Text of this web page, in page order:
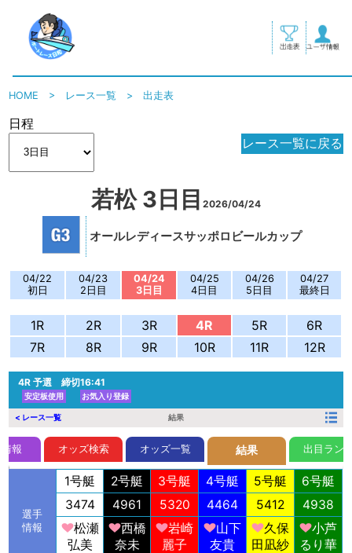
HOME > レース一覧 >出走表
日程
レース一覧に戻る
若松 3日目 2026/04/24
オールレディースサッポロビールカップ
04/22
初日
04/23
2日目
04/24
3日目
04/25
4日目
04/26
5日目
04/27
最終日
1R 2R 3R 4R 5R
6R
7R
8R 9R 10R 11R 12R
4R予選 締切16:41
安定板使用 お気入り登録
< レース一覧 結果
報 オッズ検索 オッズ一覧 結果 出目ラン
選手
情報
1号艇 2号艇 3号艇 4号艇 5号艇
6号艇
3474
4961 5320 4464 5412
4938
松瀬
弘美
西橋
奈未
岩崎
麗子
山下
友貴
久保
田凪紗
小芦
るり華